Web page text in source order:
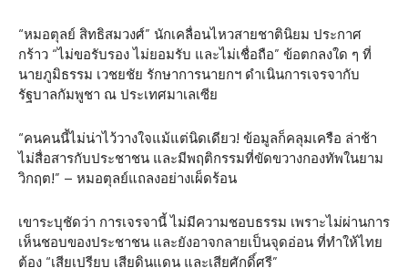
“หมอตุลย์ สิทธิสมวงศ์” นักเคลื่อนไหวสายชาตินิยม ประกาศ
กร้าว “ไม่ขอรับรอง ไม่ยอมรับ และไม่เชื่อถือ” ข้อตกลงใด ๆ ที่
นายภูมิธรรม เวชยชัย รักษาการนายกฯ ดำเนินการเจรจากับ
รัฐบาลกัมพูชา ณ ประเทศมาเลเซีย
“คนคนนี้ไม่น่าไว้วางใจแม้แต่นิดเดียว! ข้อมูลก็คลุมเครือ ล่าช้า
ไม่สื่อสารกับประชาชน และมีพฤติกรรมที่ขัดขวางกองทัพในยาม
วิกฤต!” – หมอตุลย์แถลงอย่างเผ็ดร้อน
เขาระบุชัดว่า การเจรจานี้ ไม่มีความชอบธรรม เพราะไม่ผ่านการ
เห็นชอบของประชาชน และยังอาจกลายเป็นจุดอ่อน ที่ทำให้ไทย
ต้อง “เสียเปรียบ เสียดินแดน และเสียศักดิ์ศรี”